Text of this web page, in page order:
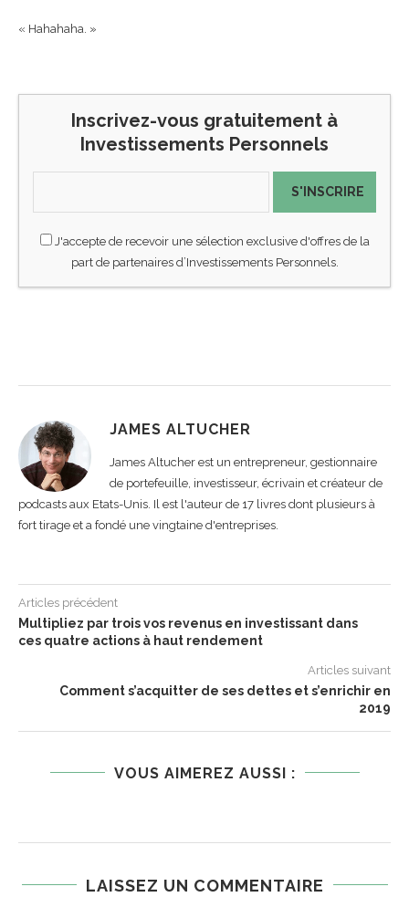
« Hahahaha. »
Inscrivez-vous gratuitement à
Investissements Personnels
S'INSCRIRE
J'accepte de recevoir une sélection exclusive d'offres de la
part de partenaires d’Investissements Personnels.
JAMES ALTUCHER
James Altucher est un entrepreneur, gestionnaire
de portefeuille, investisseur, écrivain et créateur de
podcasts aux Etats-Unis. Il est l'auteur de 17 livres dont plusieurs à
fort tirage et a fondé une vingtaine d'entreprises.
Articles précédent
Multipliez par trois vos revenus en investissant dans
ces quatre actions à haut rendement
Articles suivant
Comment s’acquitter de ses dettes et s’enrichir en
2019
VOUS AIMEREZ AUSSI :
LAISSEZ UN COMMENTAIRE